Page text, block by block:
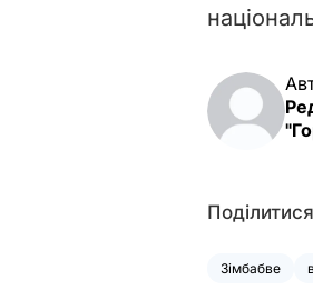
Поділитися
Зімбабве